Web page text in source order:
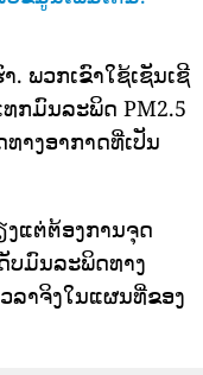
. ພວກເຂົາໃຊ້ເຊັນເຊີ
ທກມົນລະພິດ PM2.5
າງອາກາດທີ່ເປັນ
ແຕ່ຕ້ອງການຈຸດ
ບມົນລະພິດທາງ
ລາຈິງໃນແຜນທີ່ຂອງ